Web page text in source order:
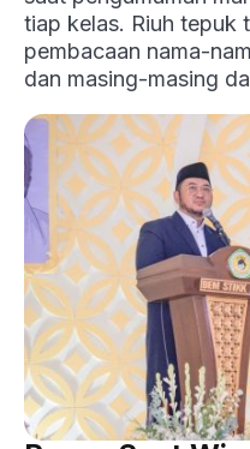
tiap kelas. Riuh tepuk
pembacaan nama-
dan masing-masing